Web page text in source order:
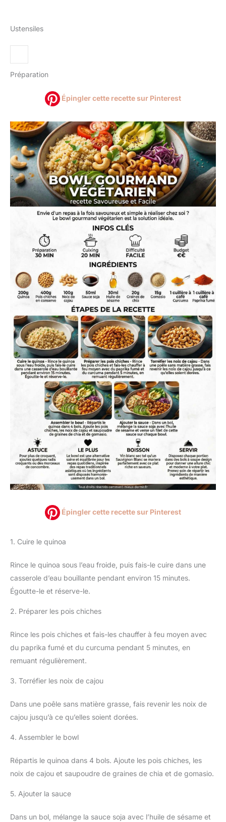
Ustensiles
Préparation
Épingler cette recette sur Pinterest
Épingler cette recette sur Pinterest
1. Cuire le quinoa
Rince le quinoa sous l’eau froide, puis fais-le cuire dans une
casserole d’eau bouillante pendant environ 15 minutes.
Égoutte-le et réserve-le.
2. Préparer les pois chiches
Rince les pois chiches et fais-les chauffer à feu moyen avec
du paprika fumé et du curcuma pendant 5 minutes, en
remuant régulièrement.
3. Torréfier les noix de cajou
Dans une poêle sans matière grasse, fais revenir les noix de
cajou jusqu’à ce qu’elles soient dorées.
4. Assembler le bowl
Répartis le quinoa dans 4 bols. Ajoute les pois chiches, les
noix de cajou et saupoudre de graines de chia et de gomasio.
5. Ajouter la sauce
Dans un bol, mélange la sauce soja avec l’huile de sésame et